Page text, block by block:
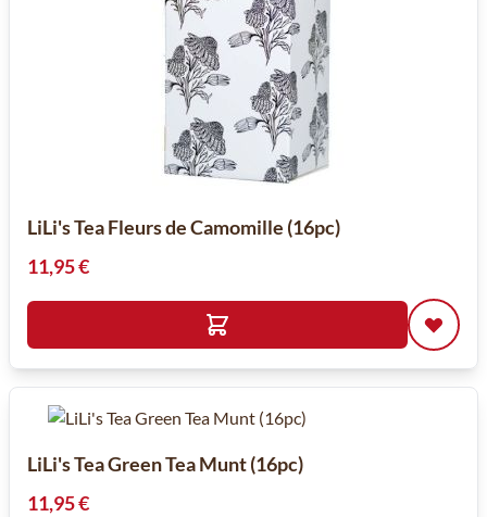
LiLi's Tea Fleurs de Camomille (16pc)
11,95 €
LiLi's Tea Green Tea Munt (16pc)
11,95 €